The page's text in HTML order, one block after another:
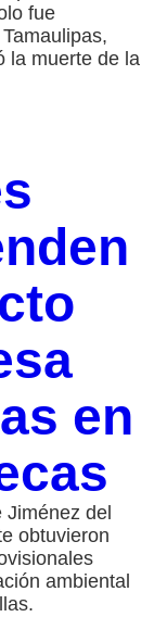
fue
la muerte de la
en
del
obtuvieron
ambiental